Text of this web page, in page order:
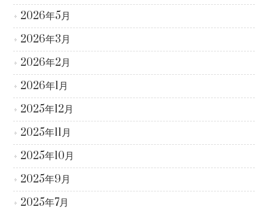
2026年5月
2026年3月
2026年2月
2026年1月
2025年12月
2025年11月
2025年10月
2025年9月
2025年7月